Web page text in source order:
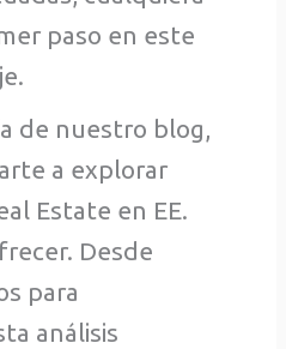
paso en este
de nuestro blog,
a explorar
Estate en EE.
Desde
para
análisis